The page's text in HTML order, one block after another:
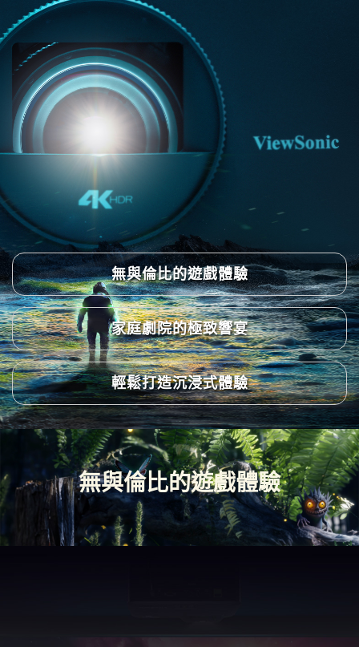
無與倫比的遊戲體驗
家庭劇院的極致響宴
輕鬆打造沉浸式體驗
無與倫比的遊戲體驗